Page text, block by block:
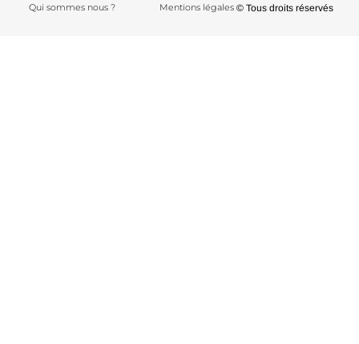
Qui sommes nous ? Mentions légales © Tous droits réservés